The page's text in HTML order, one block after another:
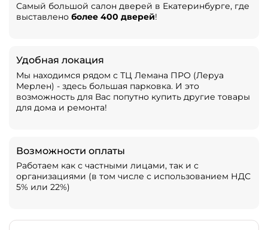
Самый большой салон дверей в Екатеринбурге, где
выставлено более 400 дверей!
Удобная локация
Мы находимся рядом с ТЦ Лемана ПРО (Леруа
Мерлен) - здесь большая парковка. И это
возможность для Вас попутно купить другие товары
для дома и ремонта!
Возможности оплаты
Работаем как с частными лицами, так и с
организациями (в том числе с использованием НДС
5% или 22%)